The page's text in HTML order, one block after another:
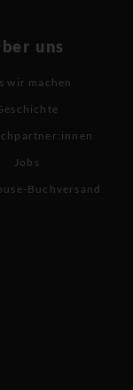
uns
wir machen
Jobs
Buchversand